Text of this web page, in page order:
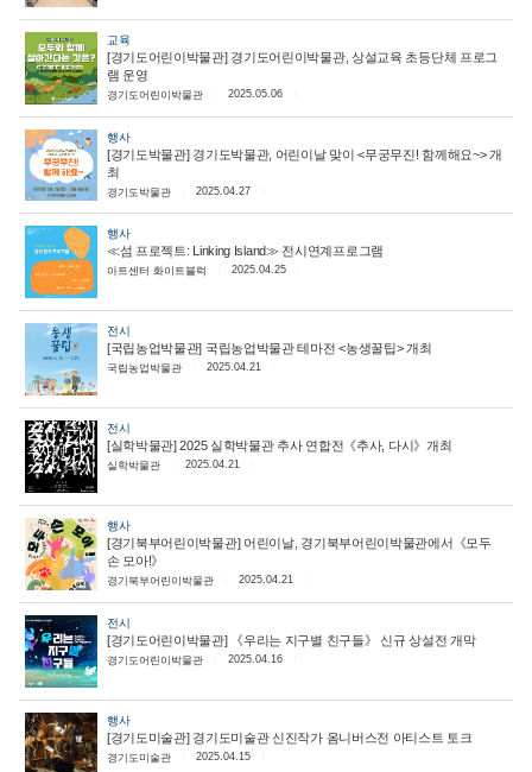
교육
[경기도어린이박물관] 경기도어린이박물관, 상설교육 초등단체 프로그
램 운영
경기도어린이박물관 2025.05.06
행사
[경기도박물관] 경기도박물관, 어린이날 맞이 <무궁무진! 함께해요~> 개
최
경기도박물관 2025.04.27
행사
≪섬 프로젝트: Linking Island≫ 전시연계프로그램
아트센터 화이트블럭 2025.04.25
전시
[국립농업박물관] 국립농업박물관 테마전 <농생꿀팁> 개최
국립농업박물관 2025.04.21
전시
[실학박물관] 2025 실학박물관 추사 연합전《추사, 다시》개최
실학박물관 2025.04.21
행사
[경기북부어린이박물관] 어린이날, 경기북부어린이박물관에서《모두
손 모아!》
경기북부어린이박물관 2025.04.21
전시
[경기도어린이박물관] 《우리는 지구별 친구들》 신규 상설전 개막
경기도어린이박물관 2025.04.16
행사
[경기도미술관] 경기도미술관 신진작가 옴니버스전 아티스트 토크
경기도미술관 2025.04.15